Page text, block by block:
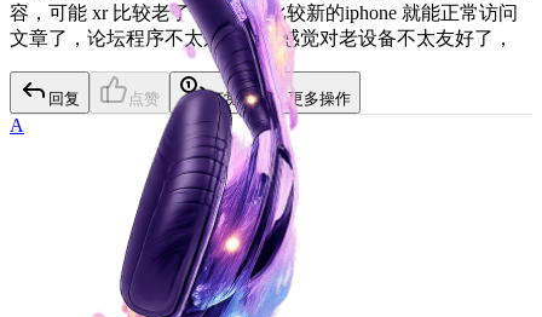
容，可能 xr 比较老了，我换成比较新的iphone 就能正常访问
文章了，论坛程序不太兼容吧，感觉对老设备不太友好了，
回复 点赞 打赏 更多操作
A